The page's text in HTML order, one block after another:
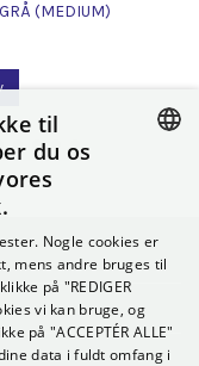
(MEDIUM)
POLISH
GERMAN
SPANISH
til
du os
Nogle cookies er
mens andre bruges til
på "REDIGER
vi kan bruge, og
på "ACCEPTÉR ALLE"
data i fuldt omfang i